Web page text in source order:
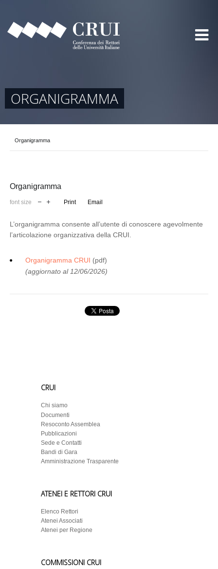
ORGANIGRAMMA
Organigramma
Organigramma
font size Print Email
L’organigramma consente all’utente di conoscere agevolmente
l’articolazione organizzativa della CRUI.
Organigramma CRUI (pdf)
(aggiornato al 12/06/2026)
CRUI
Chi siamo
Documenti
Resoconto Assemblea
Pubblicazioni
Sede e Contatti
Bandi di Gara
Amministrazione Trasparente
ATENEI E RETTORI CRUI
Elenco Rettori
Atenei Associati
Atenei per Regione
COMMISSIONI CRUI